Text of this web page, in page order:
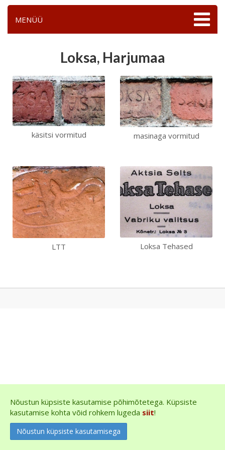
MENÜÜ
Loksa, Harjumaa
käsitsi vormitud masinaga vormitud
LTT Loksa Tehased
Nõustun küpsiste kasutamise põhimõtetega. Küpsiste
kasutamise kohta võid rohkem lugeda siit!